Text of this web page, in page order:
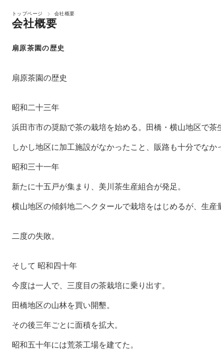
トップページ 会社概要
会社概要
扇原茶園の歴史
扇原茶園の歴史
昭和二十三年
浜田市市の奨励で茶の栽培を始める。田橋・横山地区で茶
しかし地区に加工施設がなかったこと、販路も十分でな
昭和三十一年
新たに十五戸が集まり、美川茶生産組合が発足。
横山地区の傾斜地二ヘクタールで栽培をはじめるが、生
二度の失敗。
そして 昭和四十年
今度は一人で、三度目の茶栽培に乗り出す。
田橋地区の山林を買い開墾。
その後三年ごとに面積を拡大。
昭和五十年には荒茶工場を建てた。